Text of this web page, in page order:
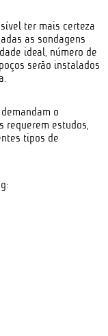
ter mais certeza
as sondagens
ideal, número de
serão instalados
o
requerem estudos,
tipos de